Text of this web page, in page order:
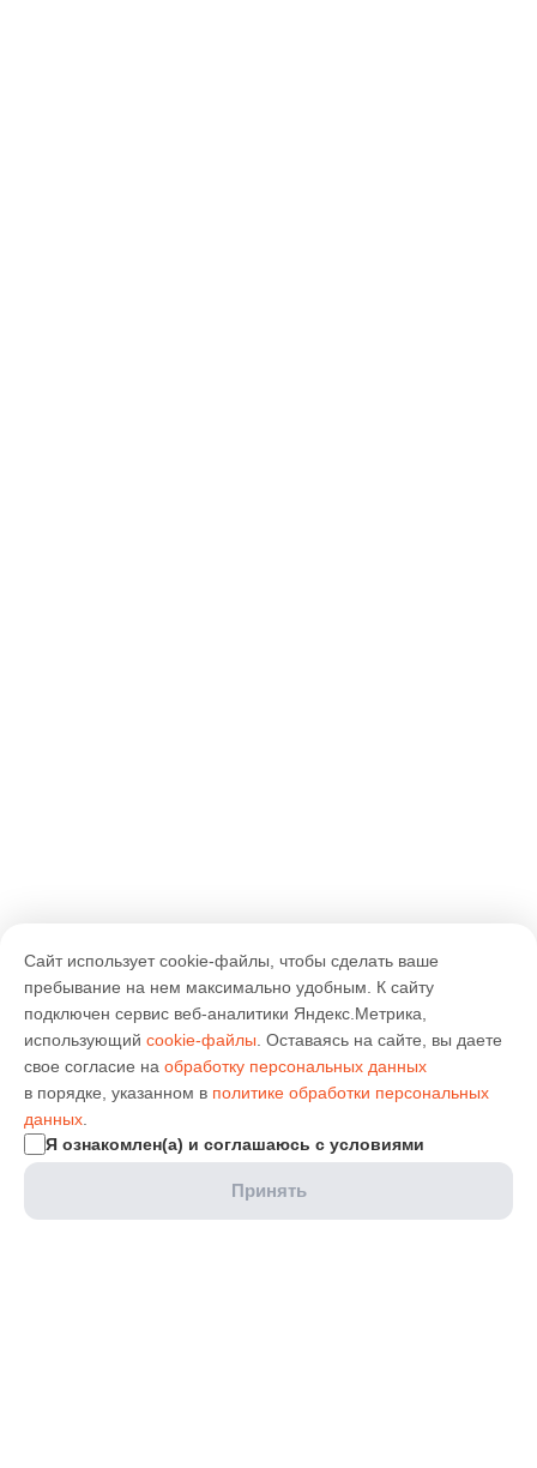
Сайт использует cookie-файлы, чтобы сделать ваше
пребывание на нем максимально удобным. К cайту
подключен сервис веб-аналитики Яндекс.Метрика,
использующий cookie-файлы . Оставаясь на сайте, вы даете
свое согласие на обработку персональных данных
в порядке, указанном в политике обработки персональных
данных
Я ознакомлен(а) и соглашаюсь с условиями
Принять